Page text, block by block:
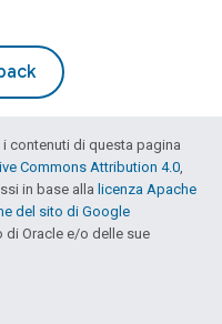
contenuti di questa pagina
Commons Attribution 4.0,
in base alla licenza Apache
del sito di Google
di Oracle e/o delle sue